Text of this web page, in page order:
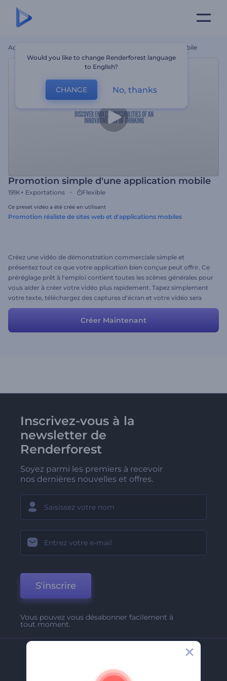
Accueil Promotion Simple D'une Application Mobile
Promotion simple d'une application mobile
191K+ Exportations Flexible
Ce preset vidéo a été créé en utilisant
Promotion réaliste de sites web et d'applications mobiles
Créez une vidéo de démonstration commerciale simple et
présentez tout ce que votre application bien conçue peut offrir. Ce
préréglage prêt à l'emploi contient toutes les scènes générales pour
vous aider à créer votre vidéo plus rapidement. Tapez simplement
votre texte, téléchargez des captures d'écran et votre vidéo sera
prête en quelques minutes.
Créer Maintenant
Inscrivez-vous à la
newsletter de
Renderforest
Soyez parmi les premiers à recevoir
nos dernières nouvelles et offres.
S'inscrire
Vous pouvez vous désabonner facilement à
tout moment.
A Propos De Nous
Would you like to change Renderforest language
to English?
CHANGE No, thanks